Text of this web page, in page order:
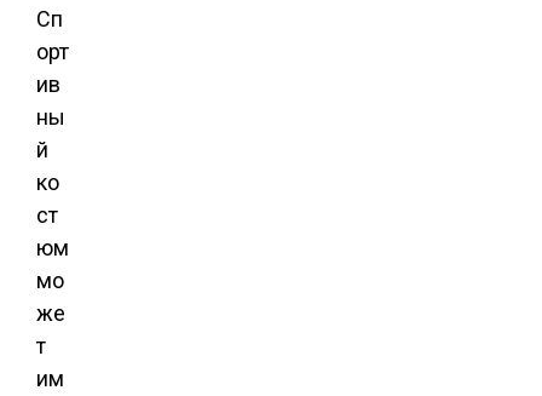
Сп
орт
ив
ны
й
ко
ст
юм
мо
же
т
им